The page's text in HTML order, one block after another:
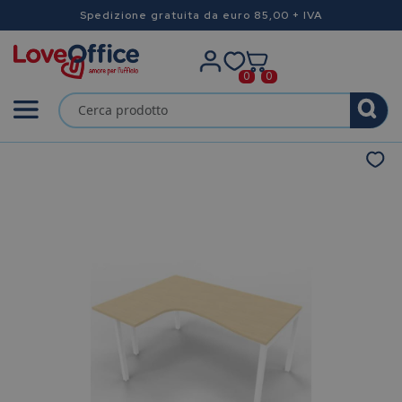
Spedizione gratuita da euro 85,00 + IVA
0 0